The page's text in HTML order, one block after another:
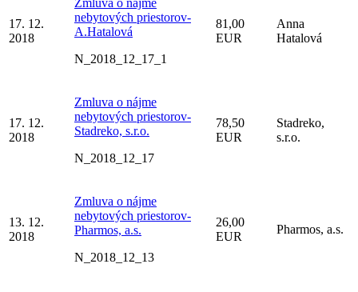
17. 12.
2018
nebytových priestorov-
A.Hatalová
N_2018_12_17_1
81,00
EUR
Anna
Hatalová
17. 12.
2018
Zmluva o nájme
nebytových priestorov-
Stadreko, s.r.o.
N_2018_12_17
78,50
EUR
Stadreko,
s.r.o.
13. 12.
2018
Zmluva o nájme
nebytových priestorov-
Pharmos, a.s.
N_2018_12_13
26,00
EUR
Pharmos, a.s.